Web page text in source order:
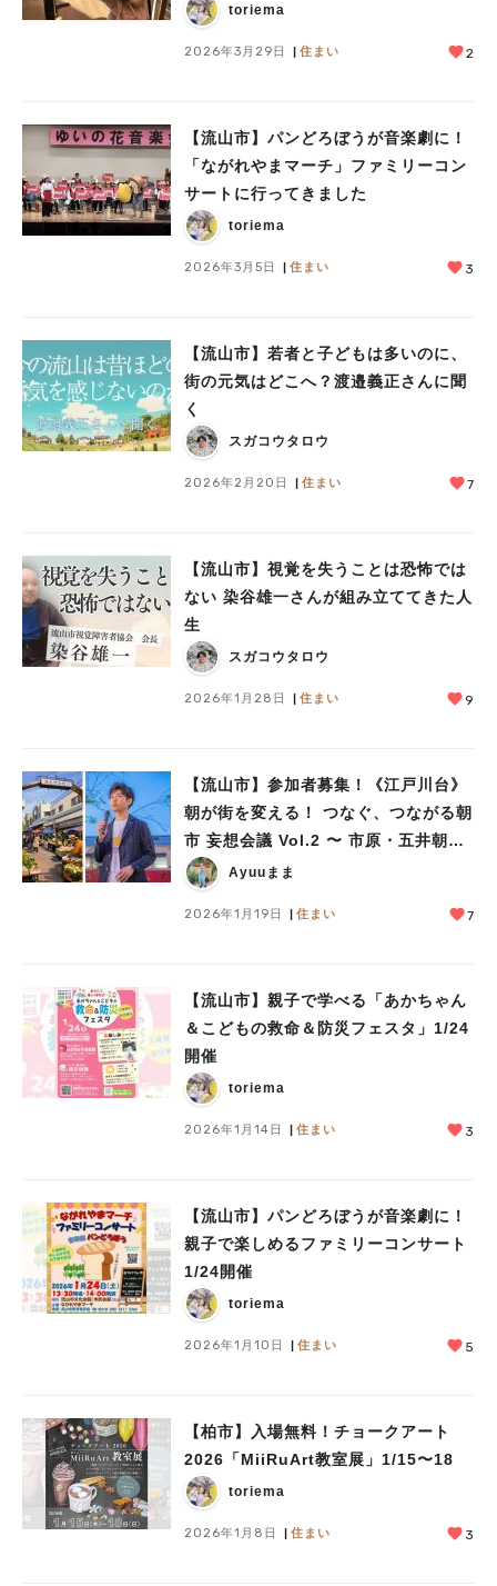
toriema
2026年3月29日 住まい 2
【流山市】パンどろぼうが音楽劇に！
「ながれやまマーチ」ファミリーコン
サートに行ってきました
toriema
2026年3月5日 住まい 3
【流山市】若者と子どもは多いのに、
街の元気はどこへ？渡邉義正さんに聞
く
スガコウタロウ
2026年2月20日 住まい 7
【流山市】視覚を失うことは恐怖では
ない 染谷雄一さんが組み立ててきた人
生
スガコウタロウ
2026年1月28日 住まい 9
【流山市】参加者募集！《江戸川台》
朝が街を変える！ つなぐ、つながる朝
市 妄想会議 Vol.2 〜 市原・五井朝市
に学ぶ“朝市”のつくり方〜1/23(金)開
催！
Ayuuまま
2026年1月19日 住まい 7
【流山市】親子で学べる「あかちゃん
＆こどもの救命＆防災フェスタ」1/24
開催
toriema
2026年1月14日 住まい 3
【流山市】パンどろぼうが音楽劇に！
親子で楽しめるファミリーコンサート
1/24開催
toriema
2026年1月10日 住まい 5
【柏市】入場無料！チョークアート
2026「MiiRuArt教室展」1/15〜18
toriema
2026年1月8日 住まい 3